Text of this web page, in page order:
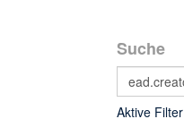
Suche
Aktive Filter